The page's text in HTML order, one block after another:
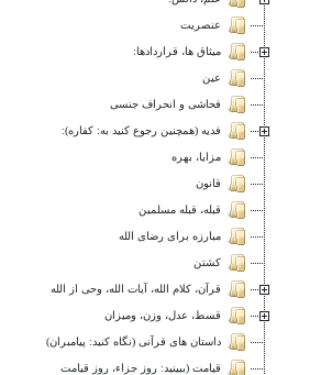
عنصريت
میثاق ها، قراردادها:
عين
فحاشی و انحراف جنسی
فدیه (همچنین رجوع کنید به: کفاره):
مزایا، بهره
قانون
قبله، قبله مسلمين
مبارزه برای رضای الله
كشتن
قرآن، كلام الله، آيات الله، وحى از الله
قسط، عدل، وزن، وميزان
داستان های قرآنی (نگاه کنید: پیامبران)
قيامت (ببينيد: روز جزاء، روز قيامت